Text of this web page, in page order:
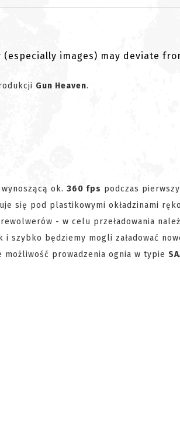
images) may deviate
Gun Heaven.
ok. 360 fps podczas
się pod plastikowymi okładzinami
- w celu przeładowania
szybko będziemy mogli załadować
możliwość prowadzenia ognia w typie